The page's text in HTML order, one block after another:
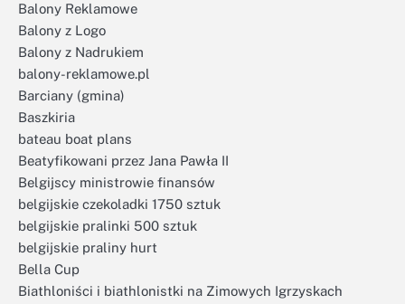
Balony Reklamowe
Balony z Logo
Balony z Nadrukiem
balony-reklamowe.pl
Barciany (gmina)
Baszkiria
bateau boat plans
Beatyfikowani przez Jana Pawła II
Belgijscy ministrowie finansów
belgijskie czekoladki 1750 sztuk
belgijskie pralinki 500 sztuk
belgijskie praliny hurt
Bella Cup
Biathloniści i biathlonistki na Zimowych Igrzyskach